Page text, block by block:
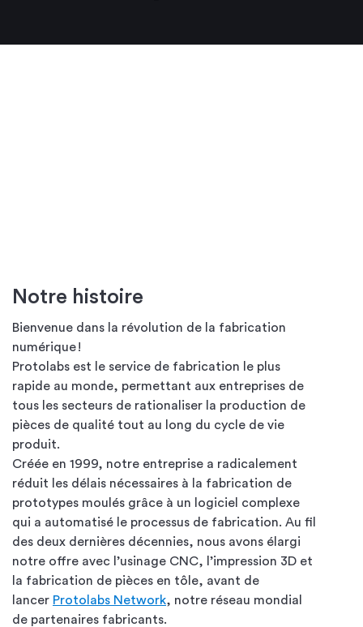
Notre histoire
Bienvenue dans la révolution de la fabrication
numérique !
Protolabs est le service de fabrication le plus
rapide au monde, permettant aux entreprises de
tous les secteurs de rationaliser la production de
pièces de qualité tout au long du cycle de vie
produit.
Créée en 1999, notre entreprise a radicalement
réduit les délais nécessaires à la fabrication de
prototypes moulés grâce à un logiciel complexe
qui a automatisé le processus de fabrication. Au fil
des deux dernières décennies, nous avons élargi
notre offre avec l’usinage CNC, l’impression 3D et
la fabrication de pièces en tôle, avant de
lancer Protolabs Network, notre réseau mondial
de partenaires fabricants.